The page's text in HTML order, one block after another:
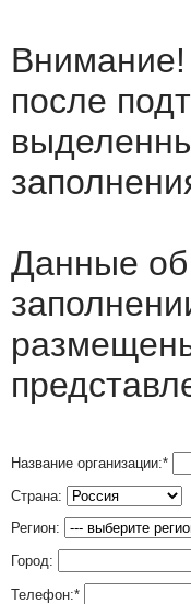
Внимание!
после
Данные об
Название организации:*
Страна:
Регион:
Город:
Телефон:*